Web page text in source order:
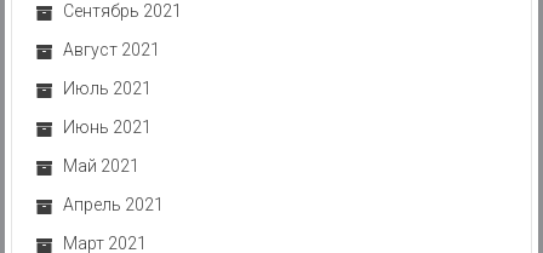
Сентябрь 2021
Август 2021
Июль 2021
Июнь 2021
Май 2021
Апрель 2021
Март 2021